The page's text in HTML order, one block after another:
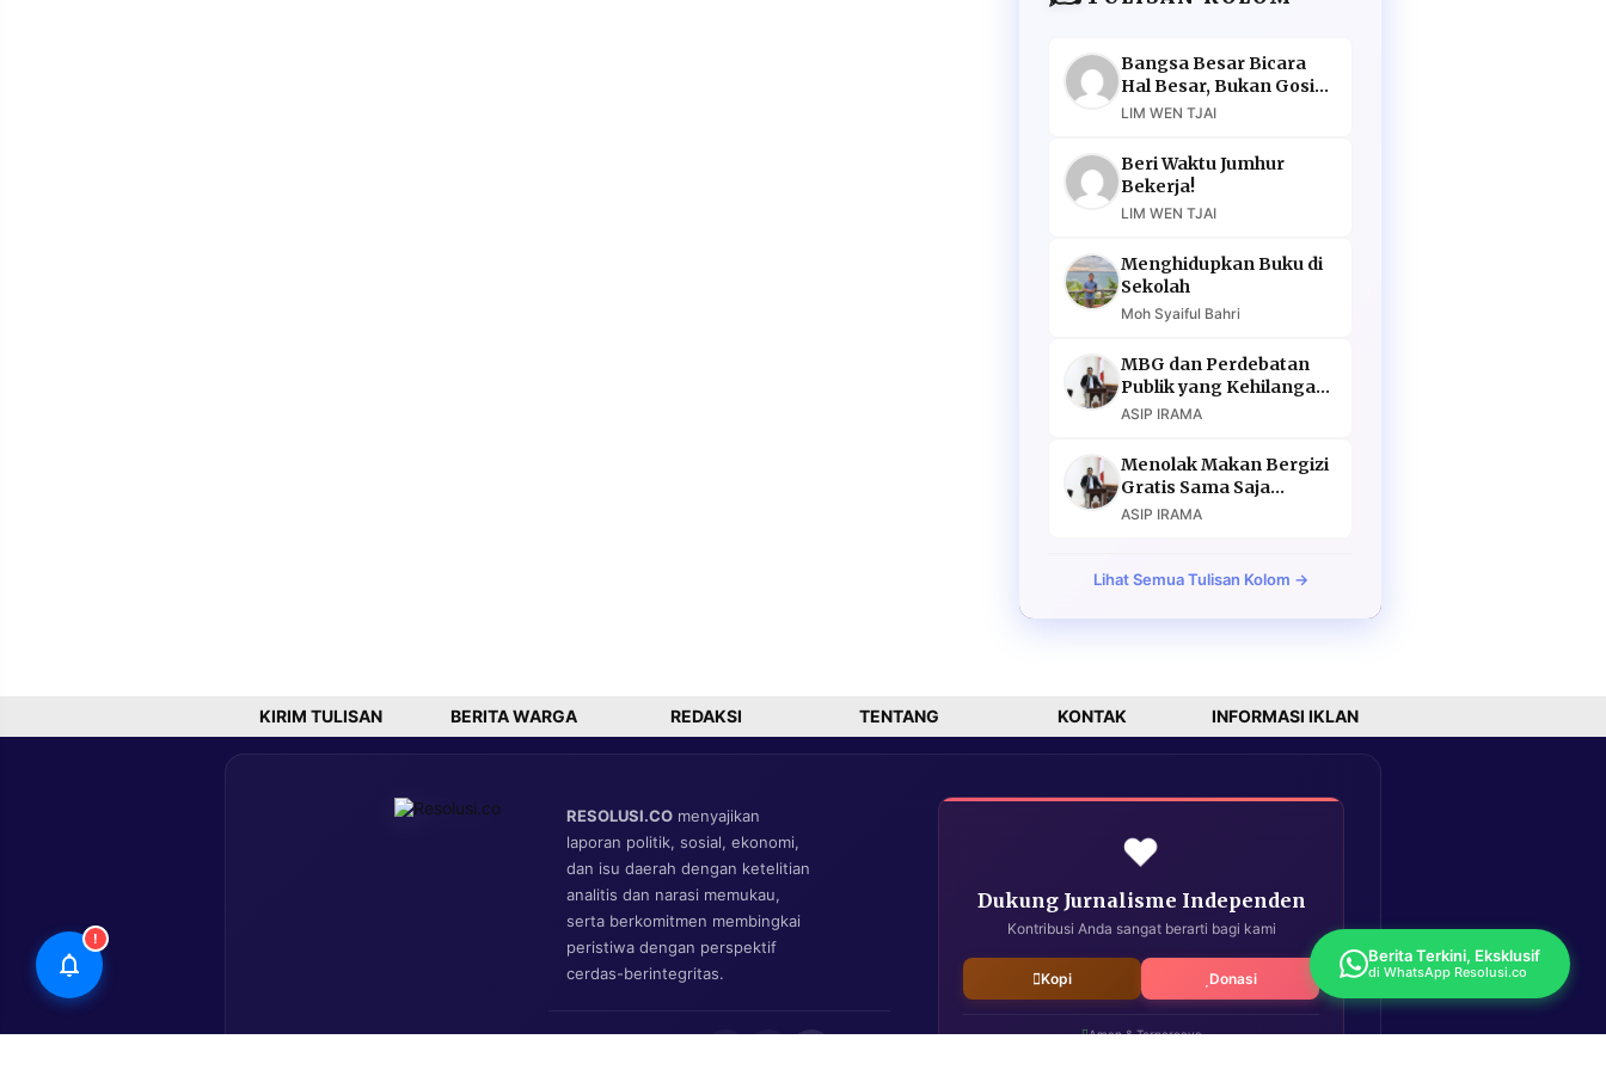
Bangsa Besar Bicara
Hal Besar, Bukan Gosip
Murahan
LIM WEN TJAI
Beri Waktu Jumhur
Bekerja!
LIM WEN TJAI
Menghidupkan Buku di
Sekolah
Moh Syaiful Bahri
MBG dan Perdebatan
Publik yang Kehilangan
Argumen
ASIP IRAMA
Menolak Makan Bergizi
Gratis Sama Saja
Menolak Masa Depan
ASIP IRAMA
Lihat Semua Tulisan Kolom →
KIRIM TULISAN BERITA WARGA REDAKSI TENTANG KONTAK INFORMASI IKLAN
RESOLUSI.CO menyajikan
laporan politik, sosial, ekonomi,
dan isu daerah dengan ketelitian
analitis dan narasi memukau,
serta berkomitmen membingkai
peristiwa dengan perspektif
cerdas-berintegritas.
❤️
Dukung Jurnalisme Independen
Kontribusi Anda sangat berarti bagi kami
Kopi Donasi
Aman & Terpercaya
!
Berita Terkini, Eksklusif
di WhatsApp Resolusi.co